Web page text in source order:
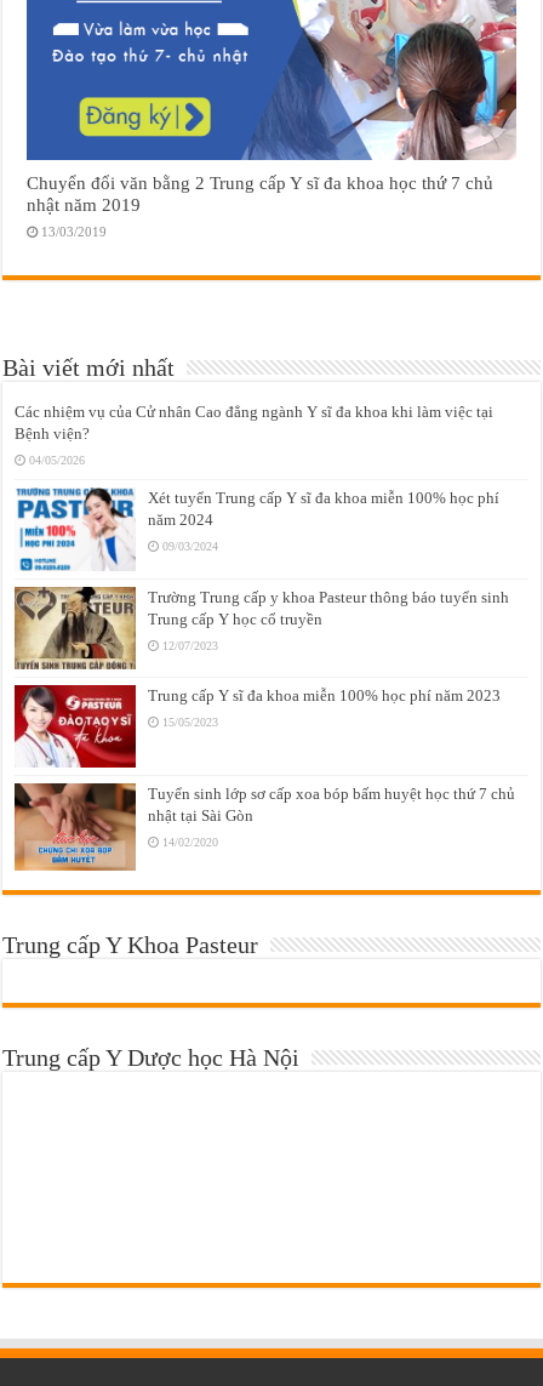
Chuyển đổi văn bằng 2 Trung cấp Y sĩ đa khoa học thứ 7 chủ
nhật năm 2019
13/03/2019
Bài viết mới nhất
Các nhiệm vụ của Cử nhân Cao đẳng ngành Y sĩ đa khoa khi làm việc tại
Bệnh viện?
04/05/2026
Xét tuyển Trung cấp Y sĩ đa khoa miễn 100% học phí
năm 2024
09/03/2024
Trường Trung cấp y khoa Pasteur thông báo tuyển sinh
Trung cấp Y học cổ truyền
12/07/2023
Trung cấp Y sĩ đa khoa miễn 100% học phí năm 2023
15/05/2023
Tuyển sinh lớp sơ cấp xoa bóp bấm huyệt học thứ 7 chủ
nhật tại Sài Gòn
14/02/2020
Trung cấp Y Khoa Pasteur
Trung cấp Y Dược học Hà Nội